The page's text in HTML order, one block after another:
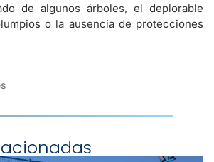
de algunos árboles, el deplorable
o la ausencia de protecciones